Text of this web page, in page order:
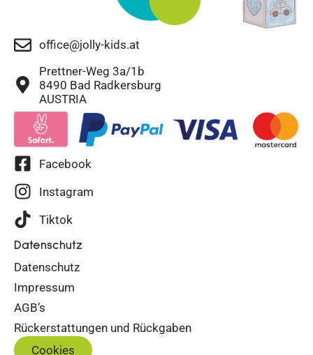
office@jolly-kids.at
Prettner-Weg 3a/1b
8490 Bad Radkersburg
AUSTRIA
Facebook
Instagram
Tiktok
Datenschutz
Datenschutz
Impressum
AGB’s
Rückerstattungen und Rückgaben
Cookies